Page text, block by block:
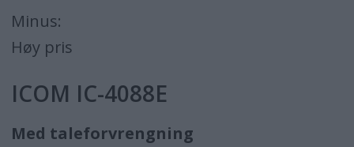
Minus:
Høy pris
ICOM IC-4088E
Med taleforvrengning